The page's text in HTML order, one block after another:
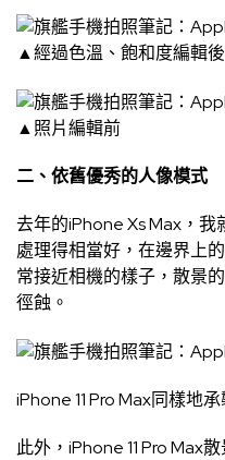
▲經過色溫、飽和度編輯後
▲照片編輯前
二、依舊優秀的人像模式
去年的iPhone Xs Max，
處理得相當好，在邊界上
常接近相機的樣子，散景
徑蝕。
iPhone 11 Pro Max同樣地
此外，iPhone 11 Pro Max